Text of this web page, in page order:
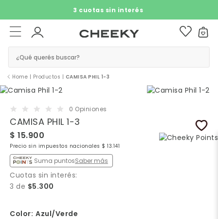
3 cuotas sin interés​ ​
¿Qué querés buscar?
Home | Productos | CAMISA PHIL 1-3
0 Opiniones
CAMISA PHIL 1-3
$ 15.900
Precio sin impuestos nacionales $ 13.141
Suma puntosSaber más
Cuotas sin interés:
3 de $5.300
Color: Azul/Verde